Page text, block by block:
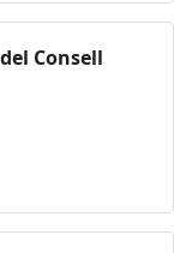
Consell